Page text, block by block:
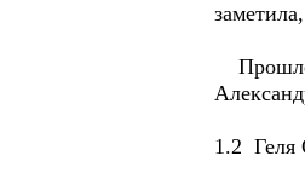
Прошло
1.2 Геля